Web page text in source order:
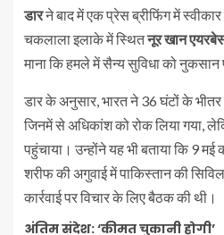
डारने बाद में एक प्रेस ब्रीफिंग में
चकलाला इलाके में स्थितनूर खान
माना कि हमले में सैन्य सुविधा को
डार के अनुसार, भारत ने 36 घंटों के भीतर
जिनमें से अधिकांश को रोक लिया गया,
पहुंचाया। उन्होंने यह भी बताया कि 9 मई
शरीफ की अगुवाई में पाकिस्तान की
कार्रवाई पर विचार के लिए बैठक की थी।
अंतिम संदेश: ‘कीमत चुकानी होगी’